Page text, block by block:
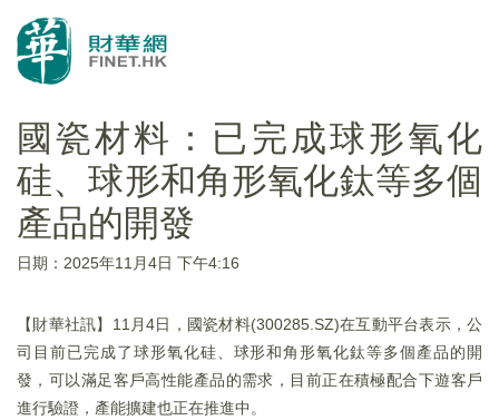
國瓷材料：已完成球形氧化
硅、球形和角形氧化鈦等多個
產品的開發
日期：2025年11月4日 下午4:16
【財華社訊】11月4日，國瓷材料(300285.SZ)在互動平台表示，公
司目前已完成了球形氧化硅、球形和角形氧化鈦等多個產品的開
發，可以滿足客戶高性能產品的需求，目前正在積極配合下遊客戶
進行驗證，產能擴建也正在推進中。